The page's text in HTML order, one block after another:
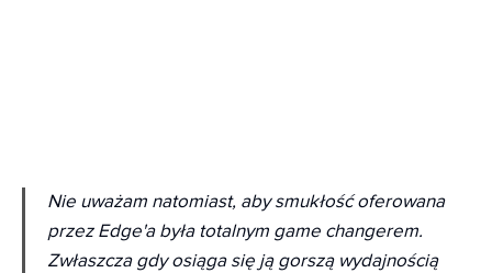
Nie uważam natomiast, aby smukłość oferowana
przez Edge'a była totalnym game changerem.
Zwłaszcza gdy osiąga się ją gorszą wydajnością